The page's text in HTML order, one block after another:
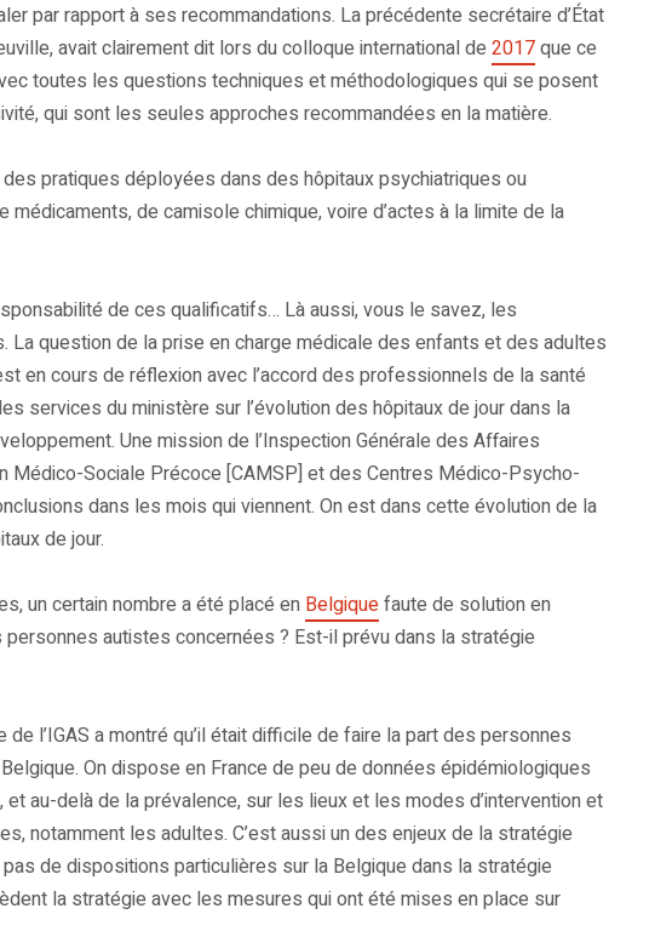
par rapport à ses recommandations. La précédente secrétaire d’État
avait clairement dit lors du colloque international de 2017que ce
toutes les questions techniques et méthodologiques qui se posent
qui sont les seules approches recommandées en la matière.
des pratiques déployées dans des hôpitaux psychiatriques ou
de camisole chimique, voire d’actes à la limite de la
de ces qualificatifs… Là aussi, vous le savez, les
question de la prise en charge médicale des enfants et des adultes
en cours de réflexion avec l’accord des professionnels de la santé
services du ministère sur l’évolution des hôpitaux de jour dans la
Une mission de l’Inspection Générale des Affaires
Médico-Sociale Précoce [CAMSP] et des Centres Médico-Psycho-
dans les mois qui viennent. On est dans cette évolution de la
de jour.
un certain nombre a été placé en Belgiquefaute de solution en
autistes concernées ? Est-il prévu dans la stratégie
de l’IGAS a montré qu’il était difficile de faire la part des personnes
On dispose en France de peu de données épidémiologiques
au-delà de la prévalence, sur les lieux et les modes d’intervention et
notamment les adultes. C’est aussi un des enjeux de la stratégie
pas de dispositions particulières sur la Belgique dans la stratégie
la stratégie avec les mesures qui ont été mises en place sur